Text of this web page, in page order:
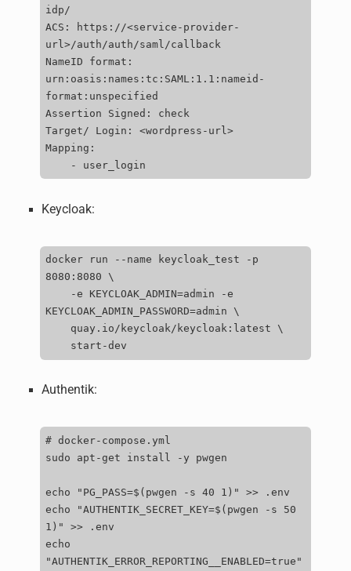
idp/
ACS : https ://<service - provider-
url>/auth/auth/saml/callback
NameID
format :
urn : oasis : names : tc : SAML: 1.1 : nameid -
format : unspecified
Assertion
Signed :
check
Target/ Login : <wordpress - url>
Mapping :
-
user_login
Keycloak:
docker run --name keycloak_test -p
8080:8080 \
KEYCLOAK_ADMIN_PASSWORD=admin \
Authentik:
# docker-compose.yml
sudo apt-get install -y pwgen
echo "PG_PASS=$(pwgen -s 40 1)" >> .env
echo "AUTHENTIK_SECRET_KEY=$(pwgen -s 50
1)" >> .env
echo
"AUTHENTIK_ERROR_REPORTING__ENABLED=true"